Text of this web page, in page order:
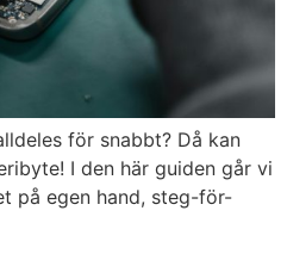
(2026)
MacBook Pro
16 inch M5 Max
(2026)
Apple
iPad Air 13
(2026)
för snabbt? Då kan
I den här guiden går vi
på egen hand, steg-för-